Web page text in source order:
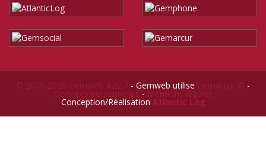
© 2008-2026 Gemweb 4.22.7 - Gemweb utilise Gemarcur © -
Données personnelles - Mentions légales
Conception/Réalisation Atlantic Log